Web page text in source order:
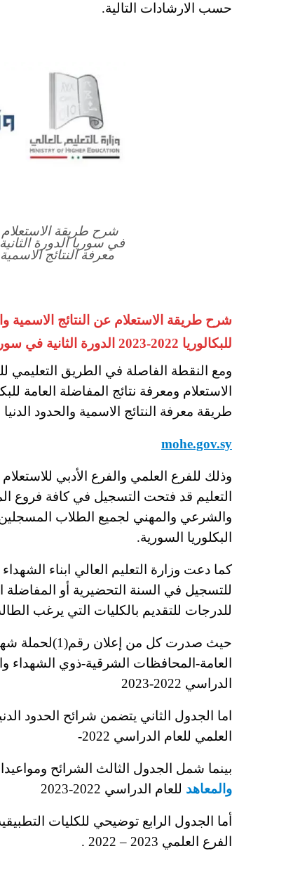
حسب الارشادات التالية.
شرح طريقة الاستعلام
معرفة النتائج
شرح طريقة الاستعلام عن النتائج الاسمية
للبكالوريا 2022-2023 الدورة الثانية في سوريا
ومع النقطة الفاصلة في الطريق التعليمي
طريقة معرفة النتائج الاسمية والحدود
mohe.gov.sy
التعليم قد فتحت التسجيل في كافة فروع
والشرعي والمهني لجميع الطلاب
البكلوريا السورية.
كما دعت وزارة التعليم العالي ابناء
للتسجيل في السنة التحضيرية أو المفاضلة
للدرجات للتقديم بالكليات التي يرغب
حيث صدرت كل
العامة-المحافظات الشرقية-ذوي الشهداء
الدراسي 2022-2023
اما الجدول الثاني يتضمن شرائح الحدود
العلمي للعام الدراسي 2022-
بينما شمل الجدول الثالث الشرائح
والمعاهد للعام الدراسي 2022-2023
أما الجدول الرابع توضيحي للكليات
الفرع العلمي 2023 – 2022 .